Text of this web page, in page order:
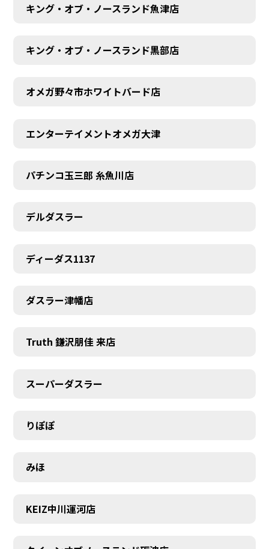
キング・オブ・ノースランド魚津店
キング・オブ・ノースランド黒部店
オメガ野々市ホワイトバード店
エンターテイメントオメガ大津
パチンコ玉三郎 糸魚川店
デルダスラー
ディーダス1137
ダスラー津幡店
Truth 鎌沢朋佳 来店
スーパーダスラー
りぽぽ
みほ
KEIZ中川運河店